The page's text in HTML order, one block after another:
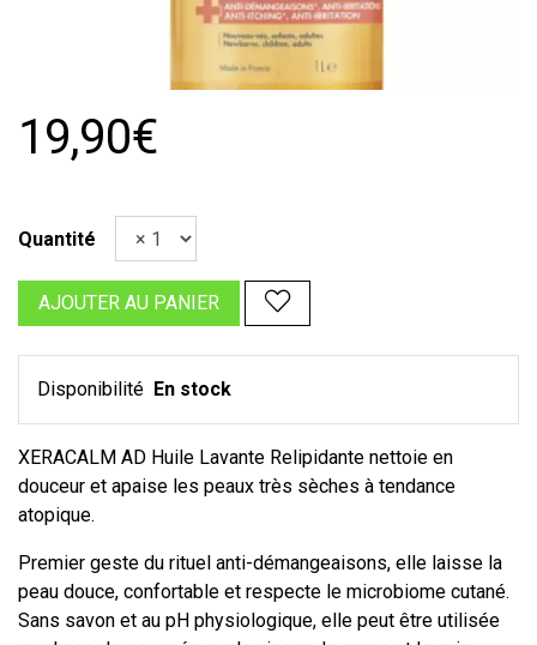
19,90€
Quantité
AJOUTER AU PANIER
Disponibilité En stock
XERACALM AD Huile Lavante Relipidante nettoie en
douceur et apaise les peaux très sèches à tendance
atopique.
Premier geste du rituel anti-démangeaisons, elle laisse la
peau douce, confortable et respecte le microbiome cutané.
Sans savon et au pH physiologique, elle peut être utilisée